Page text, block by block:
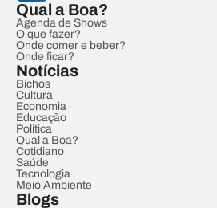
Qual a Boa?
Agenda de Shows
O que fazer?
Onde comer e beber?
Onde ficar?
Notícias
Bichos
Cultura
Economia
Educação
Política
Qual a Boa?
Cotidiano
Saúde
Tecnologia
Meio Ambiente
Blogs